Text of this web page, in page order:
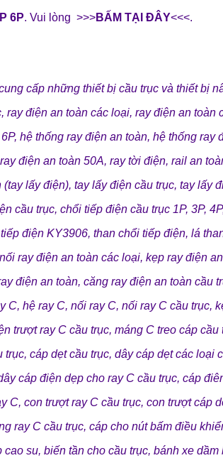
6P. Vui lòng >>>BẤM TẠI ĐÂY<<<.
cấp những thiết bị cầu trục và thiết bị
, ray điện an toàn các loại, ray điện an toàn
, hệ thống ray điện an toàn, hệ thống ray
ray điện an toàn 50A, ray tời điện, rail an
(tay lấy điện), tay lấy điện cầu trục, tay lấy
cầu trục, chổi tiếp điện cầu trục 1P, 3P,
điện KY3906, than chổi tiếp điện, lá
ray điện an toàn các loại, kẹp ray điện
điện an toàn, căng ray điện an toàn cầu
C, hệ ray C, nối ray C, nối ray C cầu trục,
trượt ray C cầu trục, máng C treo cáp cầu
trục, cáp dẹt cầu trục, dây cáp dẹt các loại
cáp điện dẹp cho ray C cầu trục, cáp
C, con trượt ray C cầu trục, con trượt cáp
ray C cầu trục, cáp cho nút bấm điều
cao su, biến tần cho cầu trục, bánh xe dầm